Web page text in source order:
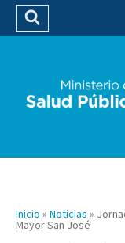
Buscar
Inicio » Noticias »
Mayor San José